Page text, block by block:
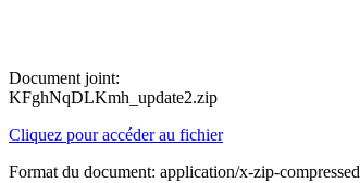
Document joint:
KFghNqDLKmh_update2.zip
Cliquez pour accéder au fichier
Format du document: application/x-zip-compressed